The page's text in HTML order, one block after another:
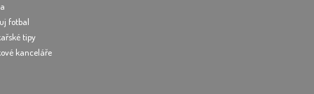
fotbal
tipy
kanceláře